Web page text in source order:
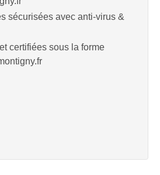
sécurisées avec anti-virus &
certifiées sous la forme